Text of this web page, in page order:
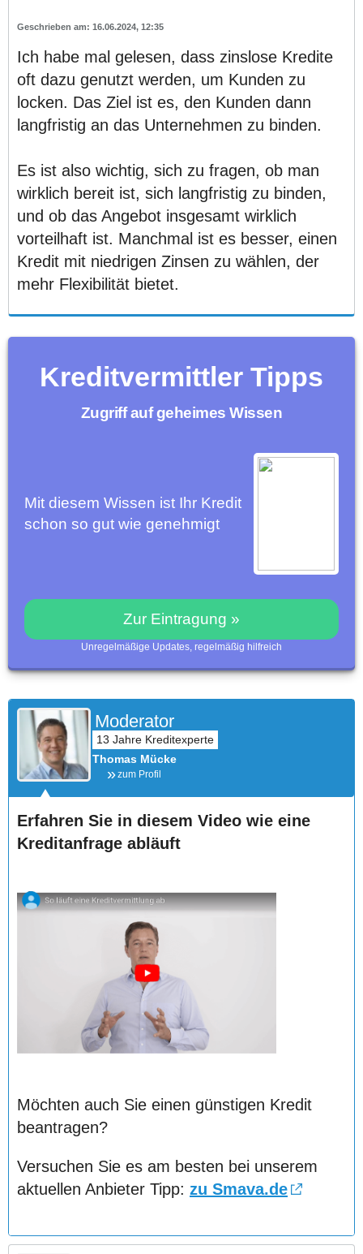
16.06.2024, 12:35
Ich habe mal gelesen, dass zinslose Kredite
oft dazu genutzt werden, um Kunden zu
locken. Das Ziel ist es, den Kunden dann
langfristig an das Unternehmen zu binden.
Es ist also wichtig, sich zu fragen, ob man
wirklich bereit ist, sich langfristig zu binden,
und ob das Angebot insgesamt wirklich
vorteilhaft ist. Manchmal ist es besser, einen
Kredit mit niedrigen Zinsen zu wählen, der
mehr Flexibilität bietet.
Kreditvermittler Tipps
Zugriff auf geheimes Wissen
Mit diesem Wissen ist Ihr Kredit
schon so gut wie genehmigt
Zur Eintragung »
Unregelmäßige Updates, regelmäßig hilfreich
Moderator
Thomas Mücke
zum Profil
Erfahren Sie in diesem Video wie eine
Kreditanfrage abläuft
Möchten auch Sie einen günstigen Kredit
beantragen?
Versuchen Sie es am besten bei unserem
aktuellen Anbieter Tipp: zu Smava.de